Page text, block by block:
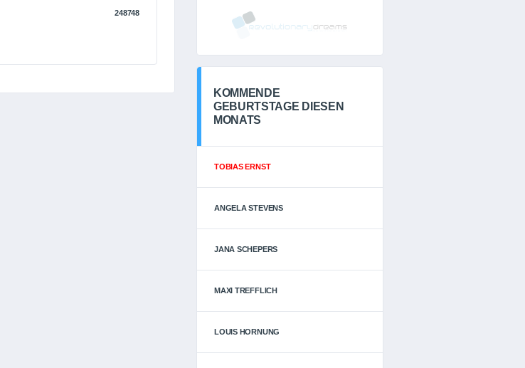
248748
KOMMENDE
GEBURTSTAGE DIESEN
MONATS
TOBIAS ERNST
ANGELA STEVENS
JANA SCHEPERS
MAXI TREFFLICH
LOUIS HORNUNG